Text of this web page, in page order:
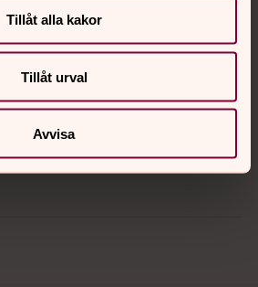
Tillåt alla kakor
Tillåt urval
Avvisa